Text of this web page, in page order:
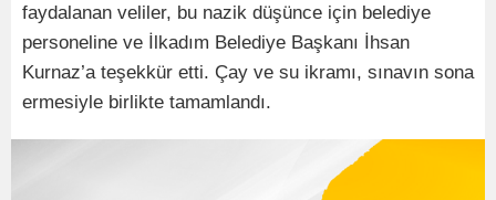
faydalanan veliler, bu nazik düşünce için belediye
personeline ve İlkadım Belediye Başkanı İhsan
Kurnaz’a teşekkür etti. Çay ve su ikramı, sınavın sona
ermesiyle birlikte tamamlandı.